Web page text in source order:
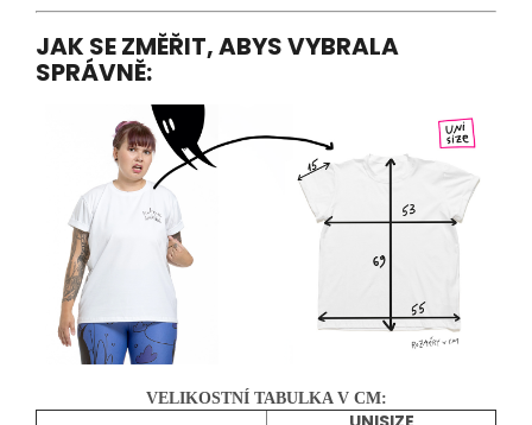
JAK SE ZMĚŘIT, ABYS VYBRALA
SPRÁVNĚ:
VELIKOSTNÍ TABULKA V CM: